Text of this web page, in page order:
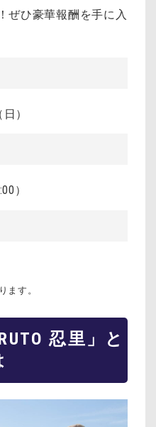
ぜひ豪華報酬を手に入
）
）
ます。
忍里」と